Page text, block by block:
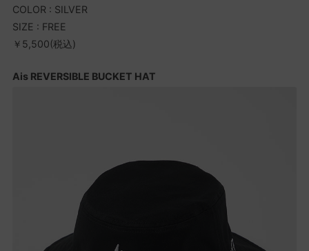
COLOR : SILVER
SIZE : FREE
￥5,500(税込)
Ais REVERSIBLE BUCKET HAT